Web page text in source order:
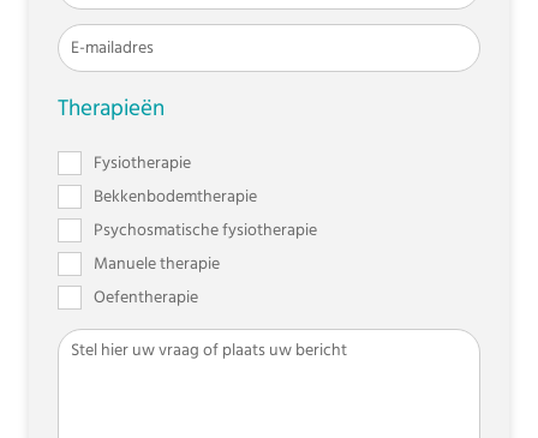
Therapieën
Fysiotherapie
Bekkenbodemtherapie
Psychosmatische fysiotherapie
Manuele therapie
Oefentherapie